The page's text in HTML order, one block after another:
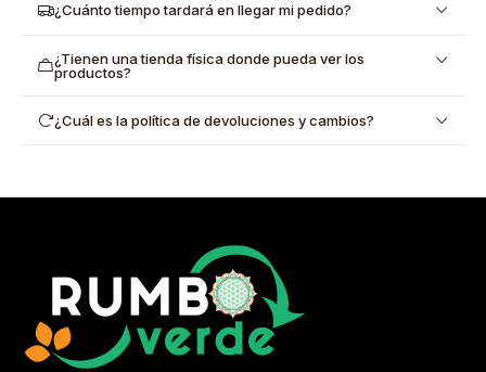
¿Cuánto tiempo tardará en llegar mi pedido?
¿Tienen una tienda física donde pueda ver los
productos?
¿Cuál es la política de devoluciones y cambios?